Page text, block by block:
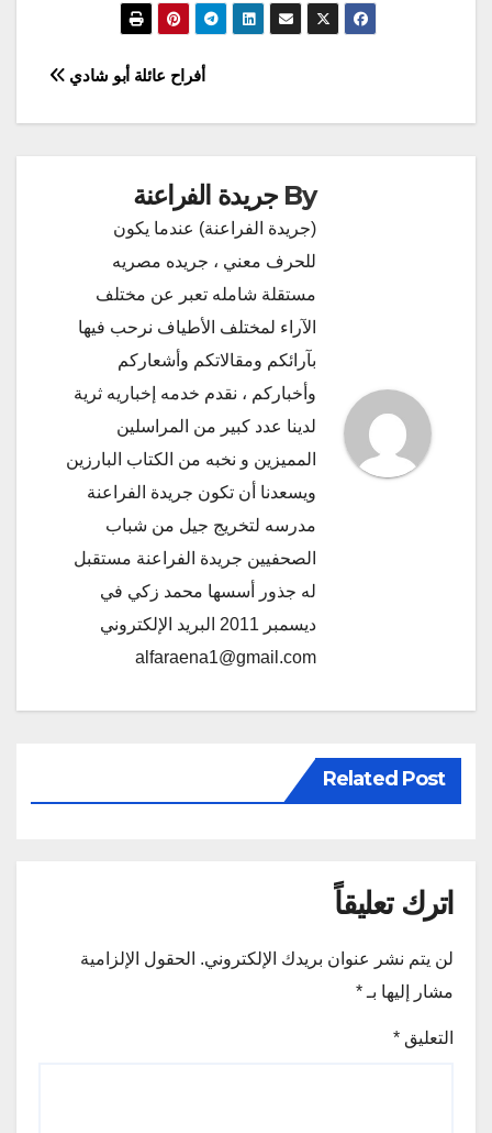
المقالات
أفراح عائلة أبو شادي
By جريدة الفراعنة
(جريدة الفراعنة) عندما يكون
للحرف معني ، جريده مصريه
مستقلة شامله تعبر عن مختلف
الآراء لمختلف الأطياف نرحب فيها
بآرائكم ومقالاتكم وأشعاركم
وأخباركم ، نقدم خدمه إخباريه ثرية
لدينا عدد كبير من المراسلين
المميزين و نخبه من الكتاب البارزين
ويسعدنا أن تكون جريدة الفراعنة
مدرسه لتخريج جيل من شباب
الصحفيين جريدة الفراعنة مستقبل
له جذور أسسها محمد زكي في
ديسمبر 2011 البريد الإلكتروني
alfaraena1@gmail.com
Related Post
اترك تعليقاً
لن يتم نشر عنوان بريدك الإلكتروني. الحقول الإلزامية
مشار إليها بـ *
التعليق *